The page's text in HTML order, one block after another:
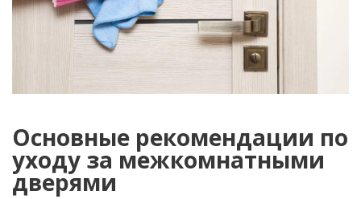
Основные рекомендации по
уходу за межкомнатными
дверями